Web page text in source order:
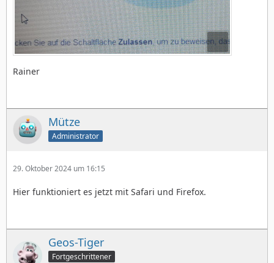
Rainer
Mütze
Administrator
29. Oktober 2024 um 16:15
Hier funktioniert es jetzt mit Safari und Firefox.
Geos-Tiger
Fortgeschrittener